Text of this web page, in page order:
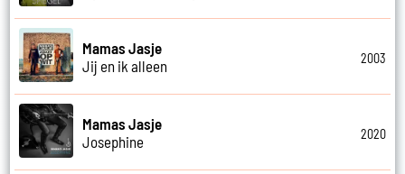
Mamas Jasje
Jij en ik alleen
2003
Mamas Jasje
Josephine
2020